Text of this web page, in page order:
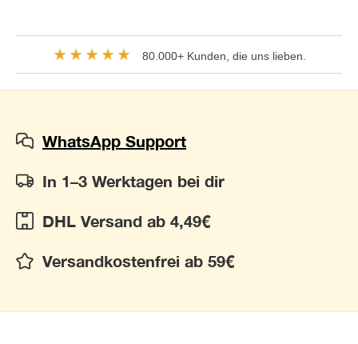
★★★★★ 80.000+ Kunden, die uns lieben.
WhatsApp Support
In 1–3 Werktagen bei dir
DHL Versand ab 4,49€
Versandkostenfrei ab 59€